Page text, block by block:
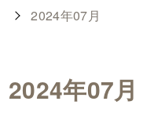
2024年07月
2024年07月